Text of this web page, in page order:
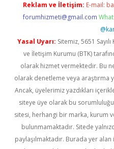
Reklam ve İletişim: E-mail:
forumhizmeti@gmail.com
Yasal Uyarı: Sitemiz, 5651
ve İletişim Kurumu (BTK)
olarak hizmet vermektedir. Bu
olarak denetleme veya araştırma
Ancak, üyelerimiz yazdıkları
siteye üye olarak bu
sitesi, herhangi bir marka, kurum
bulunmamaktadır. Sitede
paylaşılmaktadır. Burada yer